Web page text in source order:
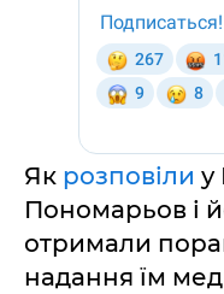
Як розповіли у
Пономарьов і
отримали
надання їм